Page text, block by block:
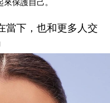
保護自己。
當下，也和更多人交